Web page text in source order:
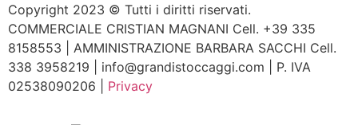
Copyright 2023 © Tutti i diritti riservati.
COMMERCIALE CRISTIAN MAGNANI Cell. +39 335
8158553 | AMMINISTRAZIONE BARBARA SACCHI Cell.
338 3958219 | info@grandistoccaggi.com | P. IVA
02538090206 | Privacy